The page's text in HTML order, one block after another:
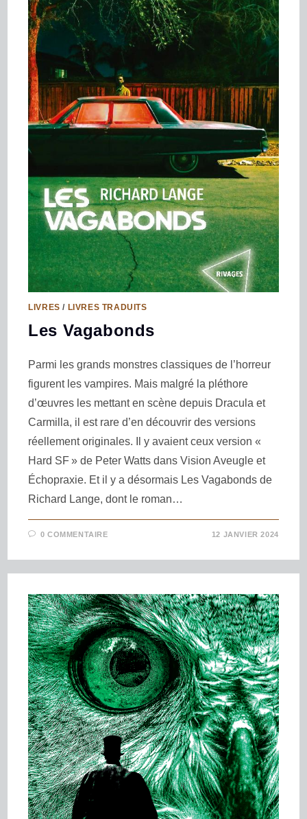
LIVRES / LIVRES TRADUITS
Les Vagabonds
Parmi les grands monstres classiques de l’horreur
figurent les vampires. Mais malgré la pléthore
d’œuvres les mettant en scène depuis Dracula et
Carmilla, il est rare d’en découvrir des versions
réellement originales. Il y avaient ceux version «
Hard SF » de Peter Watts dans Vision Aveugle et
Échopraxie. Et il y a désormais Les Vagabonds de
Richard Lange, dont le roman…
0 COMMENTAIRE 12 JANVIER 2024